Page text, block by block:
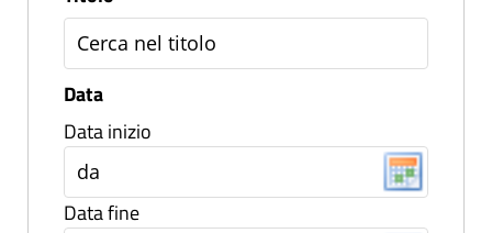
Data
Data inizio
Data fine